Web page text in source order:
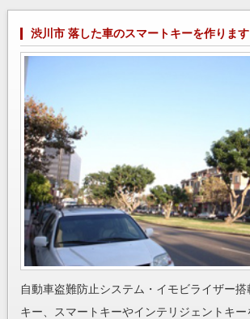
渋川市 落した車のスマートキーを作ります
自動車盗難防止システム・イモビライザー
キー、スマートキーやインテリジェントキ